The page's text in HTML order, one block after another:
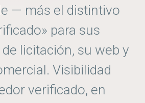
— más el distintivo
para sus
licitación, su web y
Visibilidad
verificado, en